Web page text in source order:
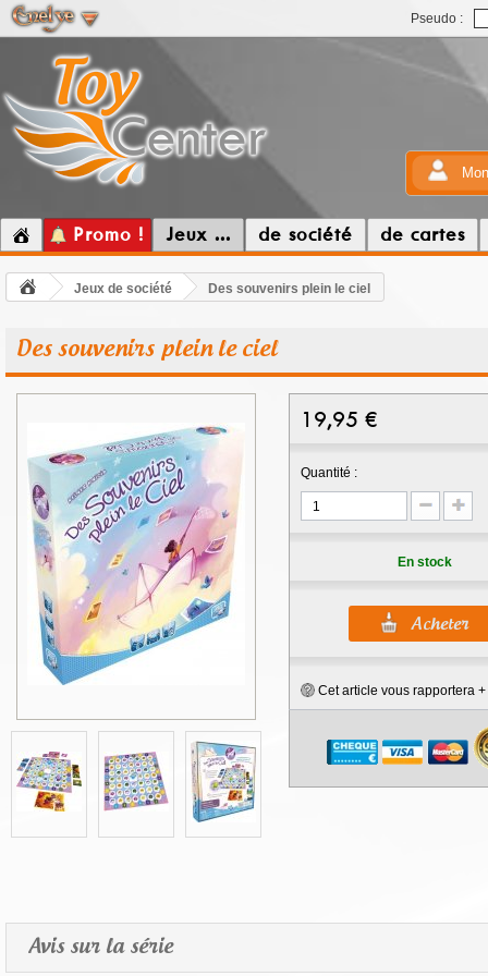
Pseudo :
Promo ! Jeux ... de société de cartes
Jeux de société Des souvenirs plein le ciel
Des souvenirs plein le ciel
19,95 €
Quantité :
En stock
Cet article vous rapportera +
Avis sur la série